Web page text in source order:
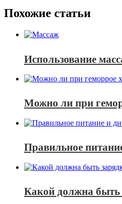
Похожие статьи
Использование
Можно ли при
Правильное
Какой должна быть